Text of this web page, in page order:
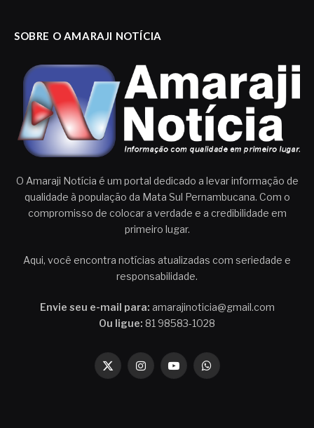
SOBRE O AMARAJI NOTÍCIA
O Amaraji Notícia é um portal dedicado a levar informação de
qualidade à população da Mata Sul Pernambucana. Com o
compromisso de colocar a verdade e a credibilidade em
primeiro lugar.
Aqui, você encontra notícias atualizadas com seriedade e
responsabilidade.
Envie seu e-mail para: amarajinoticia@gmail.com
Ou ligue: 81 98583-1028
X
InstagramYouTubeWhatsApp